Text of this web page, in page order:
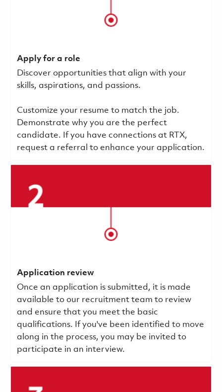
Apply for a role
Discover opportunities that align with your
skills, aspirations, and passions.
Customize your resume to match the job.
Demonstrate why you are the perfect
candidate. If you have connections at RTX,
request a referral to enhance your application.
Application review
Once an application is submitted, it is made
available to our recruitment team to review
and ensure that you meet the basic
qualifications. If you've been identified to move
along in the process, you may be invited to
participate in an interview.